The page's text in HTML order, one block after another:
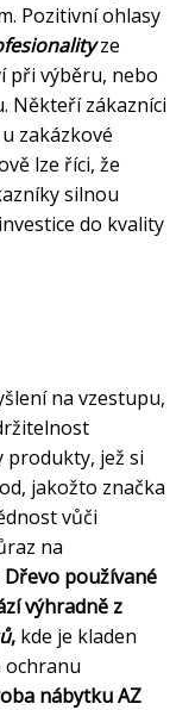
Pozitivní ohlasy
ze
při výběru, nebo
Někteří zákazníci
zakázkové
lze říci, že
silnou
do kvality
na vzestupu,
produkty, jež si
jakožto značka
vůči
na
Dřevo používané
výhradně z
, kde je kladen
nábytku AZ